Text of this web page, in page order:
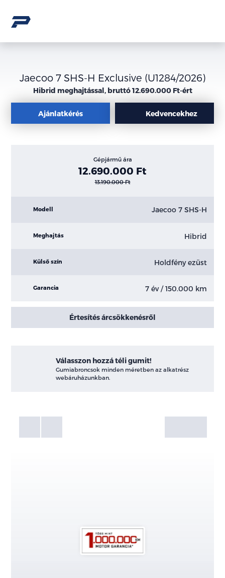
Jaecoo 7 SHS-H Exclusive (U1284/2026)
Hibrid meghajtással, bruttó 12.690.000 Ft-ért
Ajánlatkérés Kedvencekhez
Gépjármű ára
12.690.000 Ft
13.190.000 Ft
Modell Jaecoo 7 SHS-H
Meghajtás Hibrid
Külső szín Holdfény ezüst
Garancia 7 év / 150.000 km
Értesítés árcsökkenésről
Válasszon hozzá téli gumit!
Gumiabroncsok minden méretben az alkatrész
webáruházunkban.
Galéria